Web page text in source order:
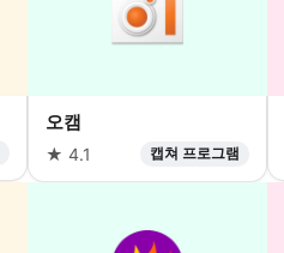
오캠
★ 4.1 캡쳐 프로그램